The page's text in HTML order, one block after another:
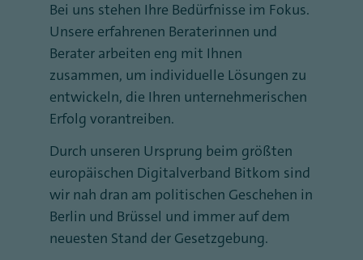
Bei uns stehen Ihre Bedürfnisse im Fokus.
Unsere erfahrenen Beraterinnen und
Berater arbeiten eng mit Ihnen
zusammen, um individuelle Lösungen zu
entwickeln, die Ihren unternehmerischen
Erfolg vorantreiben.
Durch unseren Ursprung beim größten
europäischen Digitalverband Bitkom sind
wir nah dran am politischen Geschehen in
Berlin und Brüssel und immer auf dem
neuesten Stand der Gesetzgebung.